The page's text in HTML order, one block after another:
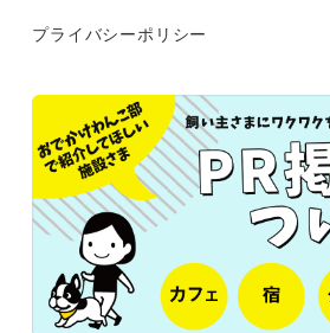
プライバシーポリシー